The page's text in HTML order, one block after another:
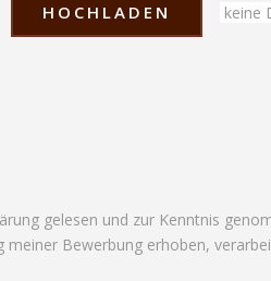
HOCHLADEN keine
gelesen und zur Kenntnis
Bewerbung erhoben,